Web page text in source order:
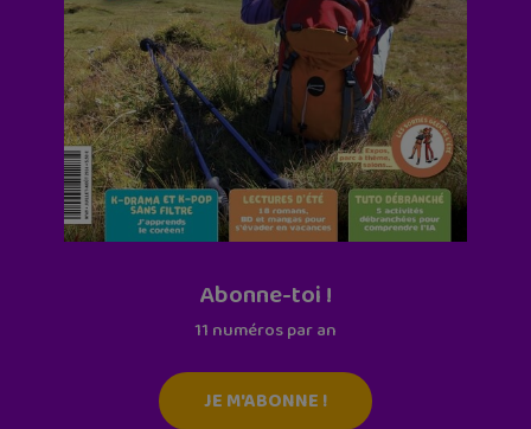
Abonne-toi !
11 numéros par an
JE M'ABONNE !